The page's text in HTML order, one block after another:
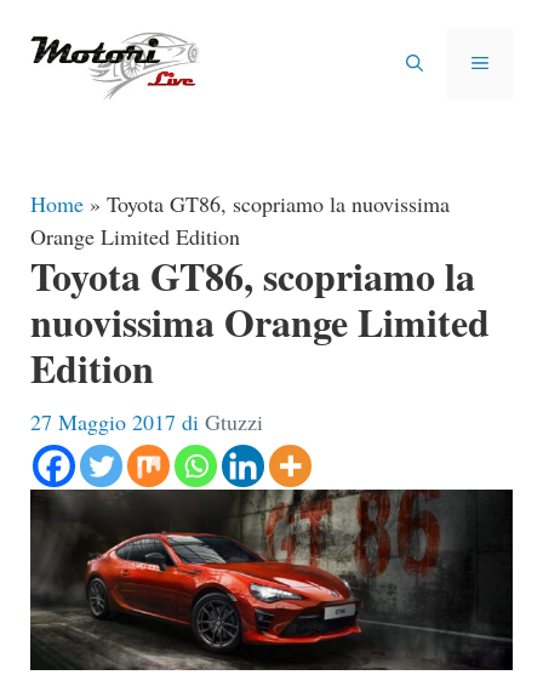
MENU
Home » Toyota GT86, scopriamo la nuovissima
Orange Limited Edition
Toyota GT86, scopriamo la
nuovissima Orange Limited
Edition
27 Maggio 2017 di Gtuzzi